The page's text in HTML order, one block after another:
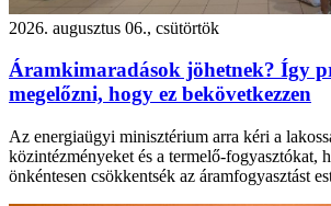
2026. augusztus 06., csütörtök
Áramkimaradások jöhetnek? Így
megelőzni, hogy ez bekövetkezzen
Az energiaügyi minisztérium arra kéri a
közintézményeket és a termelő-fogyasztókat,
önkéntesen csökkentsék az áramfogyasztást